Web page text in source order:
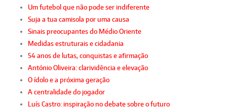
Um futebol que não pode ser indiferente
Suja a tua camisola por uma causa
Sinais preocupantes do Médio Oriente
Medidas estruturais e cidadania
54 anos de lutas, conquistas e afirmação
António Oliveira: clarividência e elevação
O ídolo e a próxima geração
A centralidade do jogador
Luís Castro: inspiração no debate sobre o futuro